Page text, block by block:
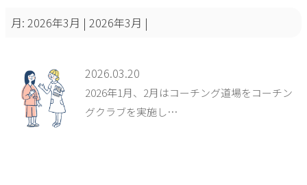
月: 2026年3月 | 2026年3月 |
2026.03.20
2026年1月、2月はコーチング道場をコーチン
グクラブを実施し…